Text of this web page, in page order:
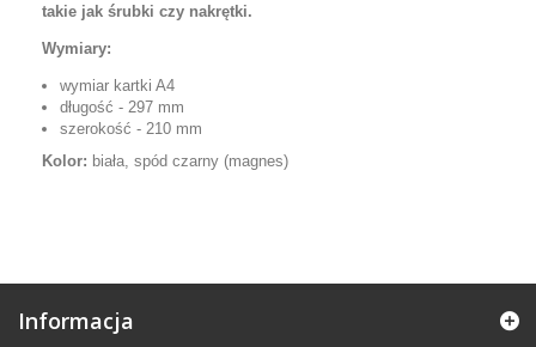
takie jak śrubki czy nakrętki.
Wymiary:
wymiar kartki A4
długość - 297 mm
szerokość - 210 mm
Kolor: biała, spód czarny (magnes)
Informacja